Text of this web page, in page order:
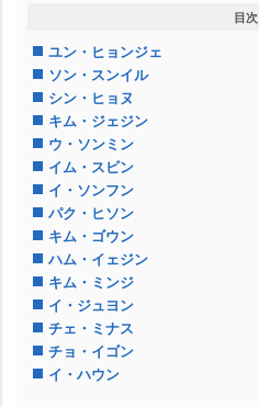
目次
ユン・ヒョンジェ
ソン・スンイル
シン・ヒョヌ
キム・ジェジン
ウ・ソンミン
イム・スビン
イ・ソンフン
パク・ヒソン
キム・ゴウン
ハム・イェジン
キム・ミンジ
イ・ジュヨン
チェ・ミナス
チョ・イゴン
イ・ハウン